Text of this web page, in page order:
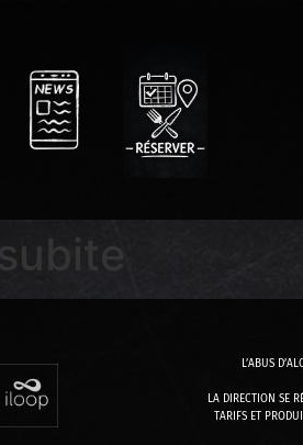
L’ABUS
LA DIRECTION SE
TARIFS ET